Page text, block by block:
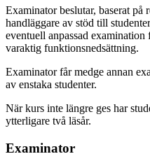
Examinator beslutar, baserat
handläggare av stöd till
eventuell anpassad
varaktig funktionsnedsättning.
Examinator får medge annan
av enstaka studenter.
När kurs inte längre ges har
ytterligare två läsår.
Examinator